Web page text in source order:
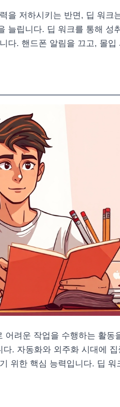
을 저하시키는 반면, 딥 워크
늘립니다. 딥 워크를 통해 성
다. 핸드폰 알림을 끄고, 몰입
려운 작업을 수행하는 활동
. 자동화와 외주화 시대에
위한 핵심 능력입니다. 딥